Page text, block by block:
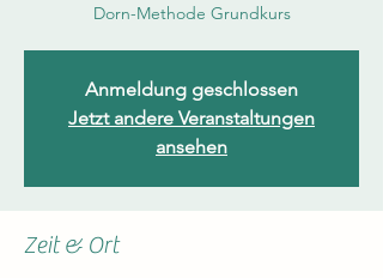
Dorn-Methode Grundkurs
Anmeldung geschlossen
Jetzt andere Veranstaltungen
ansehen
Zeit & Ort